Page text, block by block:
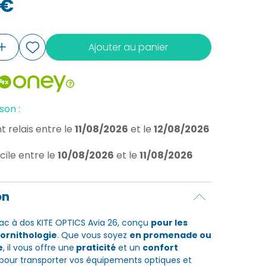
Ajouter au panier
:
relais entre le 11/08/2026 et le 12/08/2026
entre le 10/08/2026 et le 11/08/2026
à dos KITE OPTICS Avia 26, conçu pour les
. Que vous soyez en promenade ou
, il vous offre une praticitéet un confort
transporter vos équipements optiques et